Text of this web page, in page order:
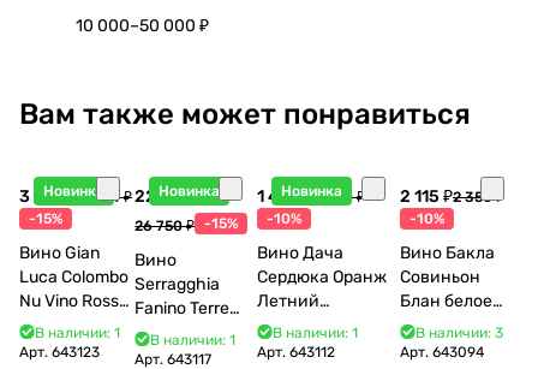
10 000–50 000 ₽
Вам также может понравиться
Новинка
3 998 ₽4 704 ₽
-15%
Вино Gian
Luca Colombo
Nu Vino Rosso
2025 750 мл
В наличии: 1
Арт. 643123
Новинка
22 738 ₽
26 750 ₽ -15%
Вино
Serragghia
Fanino Terre
Siciliane IGP
2022 750 мл
В наличии: 1
Арт.643117
Новинка
1 440 ₽1 600 ₽
-10%
Вино Дача
Сердюка Оранж
Летний
Сибирьковый
2024 750 мл
В наличии: 1
Арт. 643112
2 115 ₽2 350 ₽
-10%
Вино Бакла
Совиньон
Блан белое
сухое 750 мл
12%
В наличии: 3
Арт.643094